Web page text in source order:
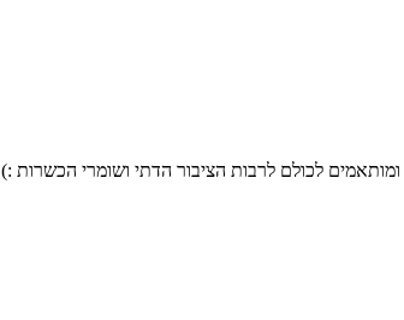
לכולם לרבות הציבור הדתי ושומרי הכשרות :)